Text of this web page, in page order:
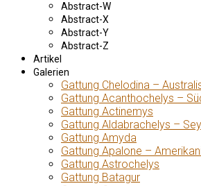
Abstract-W
Abstract-X
Abstract-Y
Abstract-Z
Artikel
Galerien
Gattung Chelodina –
Gattung Acanthochelys –
Gattung Actinemys
Gattung Aldabrachelys –
Gattung Amyda
Gattung Apalone –
Gattung Astrochelys
Gattung Batagur